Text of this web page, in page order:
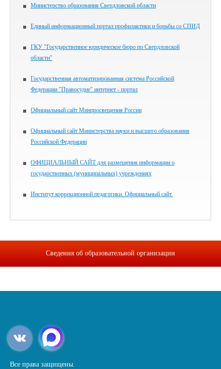
Министерство образования Свердловской области
Единый информационный портал профилактики и борьбы со СПИД
ГКУ "Государственное юридическое бюро по Свердловской
области"
Государственная автоматизированная система Российской
Федерации "Правосудие" интернет - портал
Официальный сайт Минпросвещения России
Официальный сайт Министерства науки и высшего образования
Российской Федерации
ОФИЦИАЛЬНЫЙ САЙТ для размещения информации о
государственных (муниципальных) учреждениях
Институт коррекционной педагогики. Официальный сайт.
Сведения об образовательной организации
Все права защищены.